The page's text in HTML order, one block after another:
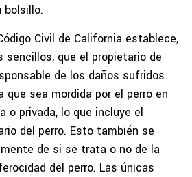
bolsillo.
Civil de California establece,
sencillos, que el propietario de
de los daños sufridos
que sea mordida por el perro en
o privada, lo que incluye el
del perro. Esto también se
de si se trata o no de la
del perro. Las únicas